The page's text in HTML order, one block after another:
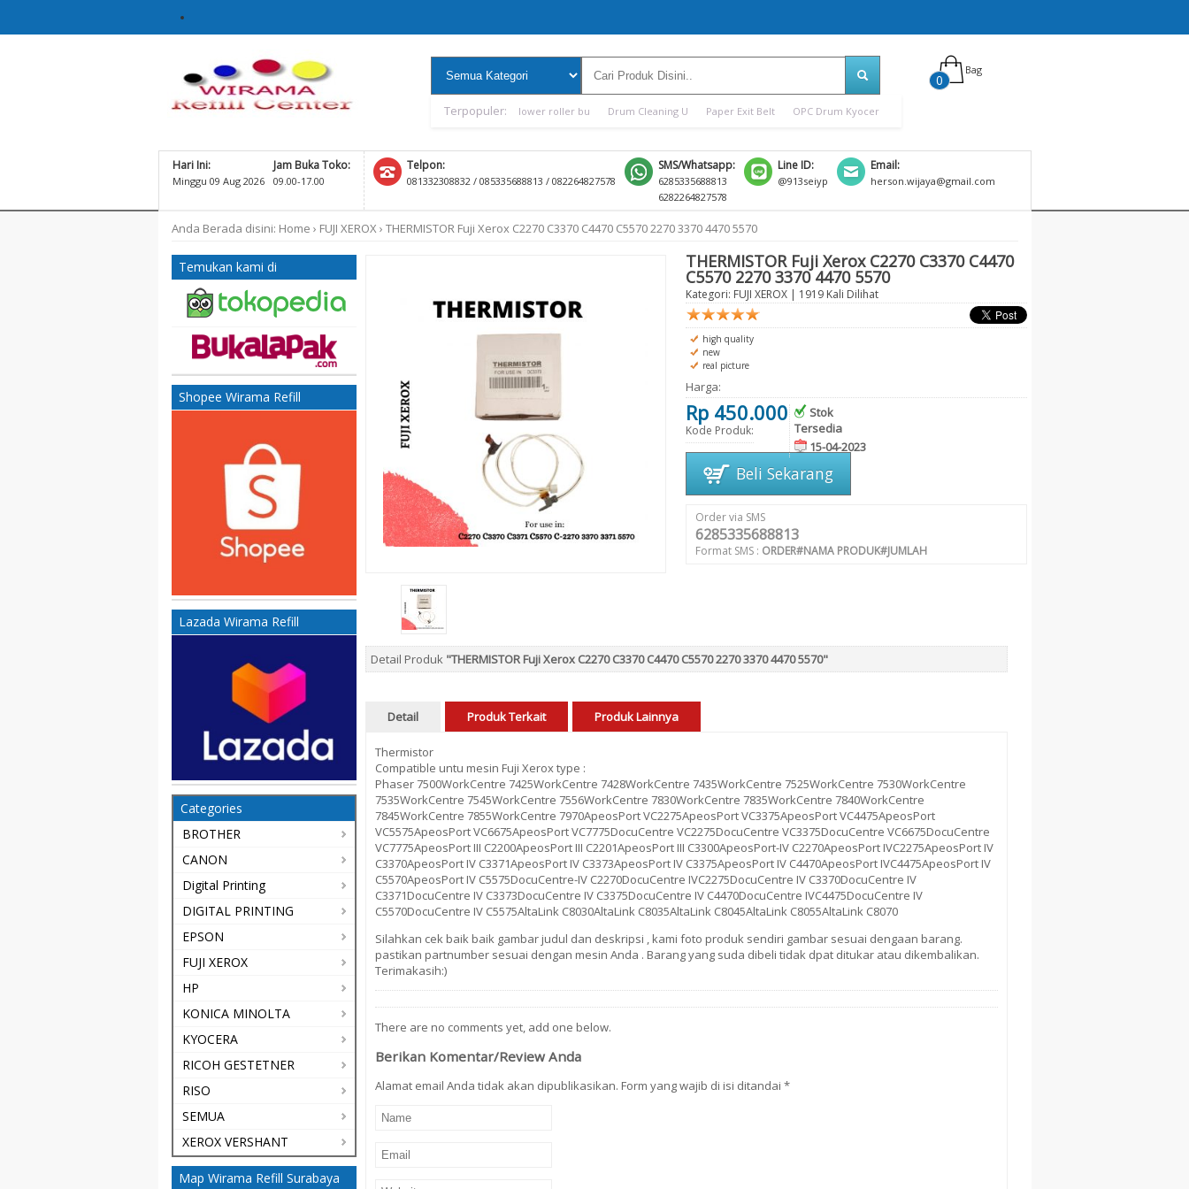
Terpopuler: lower roller bu Drum Cleaning U Paper Exit Belt OPC Drum Kyocer
0
Bag
Hari Ini:
Minggu 09 Aug 2026
Jam Buka Toko:
09.00-17.00
Telpon:
081332308832 / 085335688813 / 082264827578
SMS/Whatsapp:
6285335688813
6282264827578
Line ID:
@913seiyp
Email:
herson.wijaya@gmail.com
Anda Berada disini: Home › FUJI XEROX › THERMISTOR Fuji Xerox C2270 C3370 C4470 C5570 2270 3370 4470 5570
Temukan kami di
Shopee Wirama Refill
Lazada Wirama Refill
Categories
BROTHER
CANON
Digital Printing
DIGITAL PRINTING
EPSON
FUJI XEROX
HP
KONICA MINOLTA
KYOCERA
RICOH GESTETNER
RISO
SEMUA
XEROX VERSHANT
Map Wirama Refill Surabaya
THERMISTOR Fuji Xerox C2270 C3370 C4470
C5570 2270 3370 4470 5570
Kategori: FUJI XEROX| 1919 Kali Dilihat
high quality
new
real picture
Harga:
Rp 450.000
Kode Produk:
Stok
Tersedia
15-04-2023
Beli Sekarang
Order via SMS
6285335688813
Format SMS : ORDER#NAMA PRODUK#JUMLAH
Detail Produk "THERMISTOR Fuji Xerox C2270 C3370 C4470 C5570 2270 3370 4470 5570"
Detail Produk Terkait Produk Lainnya
Thermistor
Compatible untu mesin Fuji Xerox type :
Phaser 7500WorkCentre 7425WorkCentre 7428WorkCentre 7435WorkCentre 7525WorkCentre 7530WorkCentre
7535WorkCentre 7545WorkCentre 7556WorkCentre 7830WorkCentre 7835WorkCentre 7840WorkCentre
7845WorkCentre 7855WorkCentre 7970ApeosPort VC2275ApeosPort VC3375ApeosPort VC4475ApeosPort
VC5575ApeosPort VC6675ApeosPort VC7775DocuCentre VC2275DocuCentre VC3375DocuCentre VC6675DocuCentre
VC7775ApeosPort III C2200ApeosPort III C2201ApeosPort III C3300ApeosPort-IV C2270ApeosPort IVC2275ApeosPort IV
C3370ApeosPort IV C3371ApeosPort IV C3373ApeosPort IV C3375ApeosPort IV C4470ApeosPort IVC4475ApeosPort IV
C5570ApeosPort IV C5575DocuCentre-IV C2270DocuCentre IVC2275DocuCentre IV C3370DocuCentre IV
C3371DocuCentre IV C3373DocuCentre IV C3375DocuCentre IV C4470DocuCentre IVC4475DocuCentre IV
C5570DocuCentre IV C5575AltaLink C8030AltaLink C8035AltaLink C8045AltaLink C8055AltaLink C8070
Silahkan cek baik baik gambar judul dan deskripsi , kami foto produk sendiri gambar sesuai dengaan barang.
pastikan partnumber sesuai dengan mesin Anda . Barang yang suda dibeli tidak dpat ditukar atau dikembalikan.
Terimakasih:)
There are no comments yet, add one below.
Berikan Komentar/Review Anda
Alamat email Anda tidak akan dipublikasikan. Form yang wajib di isi ditandai *